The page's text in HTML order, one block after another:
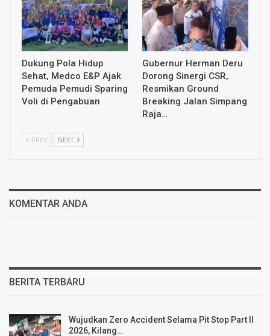
Dukung Pola Hidup
Sehat, Medco E&P Ajak
Pemuda Pemudi Sparing
Voli di Pengabuan
Gubernur Herman Deru
Dorong Sinergi CSR,
Resmikan Ground
Breaking Jalan Simpang
Raja…
PREV NEXT
KOMENTAR ANDA
BERITA TERBARU
Wujudkan Zero Accident Selama Pit Stop Part II
2026, Kilang…